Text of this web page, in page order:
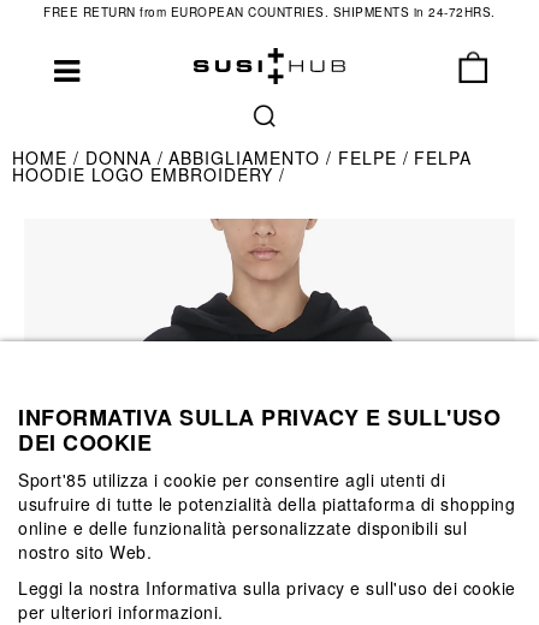
FREE RETURN from EUROPEAN COUNTRIES. SHIPMENTS in 24-72HRS.
HOME DONNA ABBIGLIAMENTO FELPE FELPA
HOODIE LOGO EMBROIDERY
INFORMATIVA SULLA PRIVACY E SULL'USO
DEI COOKIE
Sport'85 utilizza i cookie per consentire agli utenti di
usufruire di tutte le potenzialità della piattaforma di shopping
online e delle funzionalità personalizzate disponibili sul
nostro sito Web.
Leggi la nostra Informativa sulla privacy e sull'uso dei cookie
per ulteriori informazioni.